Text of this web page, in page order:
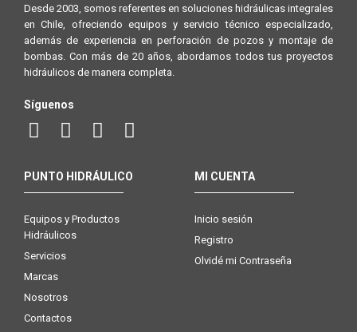
Desde 2003, somos referentes en soluciones hidráulicas integrales
en Chile, ofreciendo equipos y servicio técnico especializado,
además de experiencia en perforación de pozos y montaje de
bombas. Con más de 20 años, abordamos todos tus proyectos
hidráulicos de manera completa.
Síguenos
PUNTO HIDRÁULICO
Equipos y Productos
Hidráulicos
Servicios
Marcas
Nosotros
Contactos
MI CUENTA
Inicio sesión
Registro
Olvidé mi Contraseña